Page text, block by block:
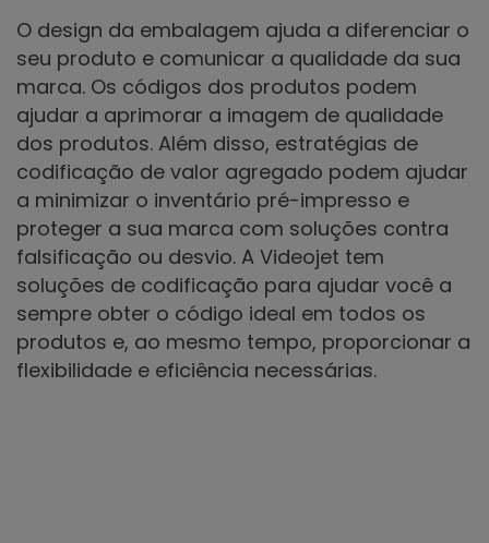
O design da embalagem ajuda a diferenciar o
seu produto e comunicar a qualidade da sua
marca. Os códigos dos produtos podem
ajudar a aprimorar a imagem de qualidade
dos produtos. Além disso, estratégias de
codificação de valor agregado podem ajudar
a minimizar o inventário pré-impresso e
proteger a sua marca com soluções contra
falsificação ou desvio. A Videojet tem
soluções de codificação para ajudar você a
sempre obter o código ideal em todos os
produtos e, ao mesmo tempo, proporcionar a
flexibilidade e eficiência necessárias.